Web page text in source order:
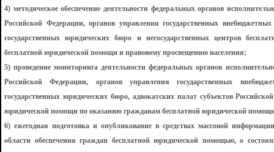
4) методическое обеспечение деятельности федеральных органов
Российской Федерации, органов управления государственных
государственных юридических бюро и негосударственных центров
бесплатной юридической помощи и правовому просвещению населения;
5) проведение мониторинга деятельности федеральных органов
Российской Федерации, органов управления государственных
государственных юридических бюро, адвокатских палат субъектов
юридической помощи по оказанию гражданам бесплатной юридической
6) ежегодная подготовка и опубликование в средствах массовой
области обеспечения граждан бесплатной юридической помощью, о